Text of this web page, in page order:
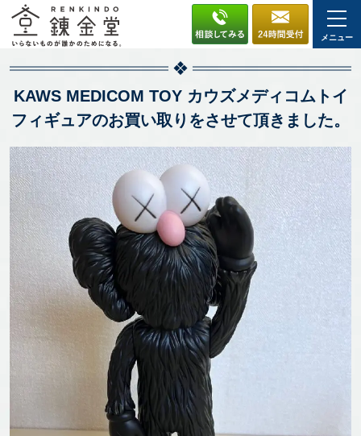
メニュー
KAWS MEDICOM TOY カウズメディコムトイ
フィギュアのお買い取りをさせて頂きました。